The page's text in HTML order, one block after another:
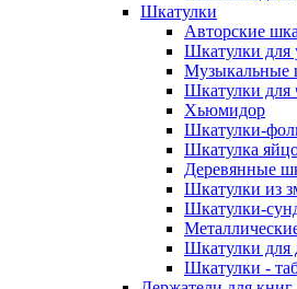
Шкатулки
Авторские
Шкатулки для
Музыкальные
Шкатулки для
Хьюмидор
Шкатулки-
Шкатулка
Деревянные
Шкатулки из
Шкатулки-
Шкатулки для
Шкатулки -